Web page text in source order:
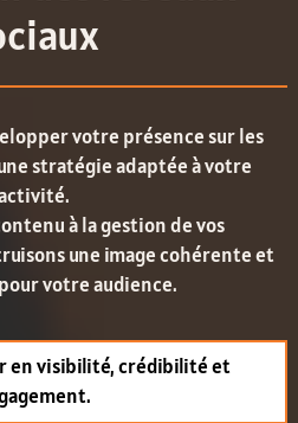
votre présence sur les
stratégie adaptée à votre
à la gestion de vos
une image cohérente et
votre audience.
en visibilité, crédibilité et